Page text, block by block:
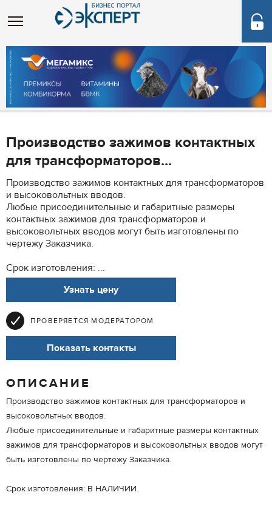
Производство зажимов контактных
для трансформаторов...
Производство зажимов контактных для трансформаторов
и высоковольтных вводов.
Любые присоединительные и габаритные размеры
контактных зажимов для трансформаторов и
высоковольтных вводов могут быть изготовлены по
чертежу Заказчика.
Срок изготовления: ...
Узнать цену
ПРОВЕРЯЕТСЯ МОДЕРАТОРОМ
Показать контакты
ОПИСАНИЕ
Производство зажимов контактных для трансформаторов и
высоковольтных вводов.
Любые присоединительные и габаритные размеры контактных
зажимов для трансформаторов и высоковольтных вводов могут
быть изготовлены по чертежу Заказчика.
Срок изготовления: В НАЛИЧИИ.